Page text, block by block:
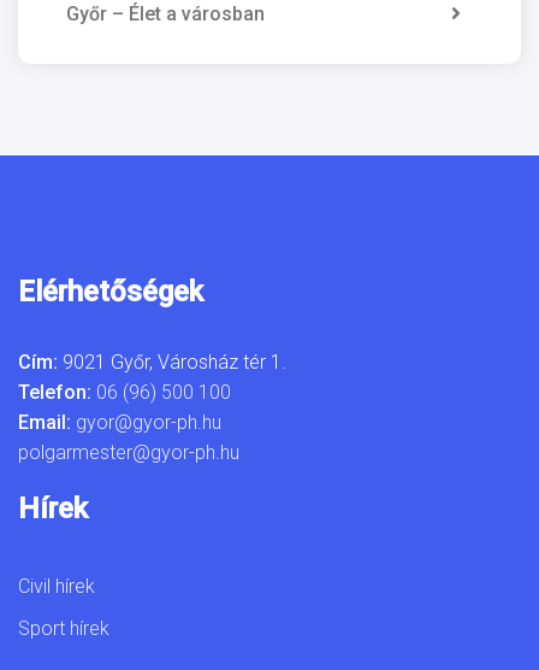
Győr – Élet a városban
Elérhetőségek
Cím: 9021 Győr, Városház tér 1.
Telefon: 06 (96) 500 100
Email: gyor@gyor-ph.hu
polgarmester@gyor-ph.hu
Hírek
Civil hírek
Sport hírek